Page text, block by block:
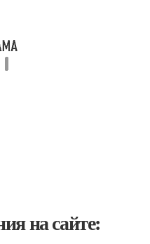
на сайте: